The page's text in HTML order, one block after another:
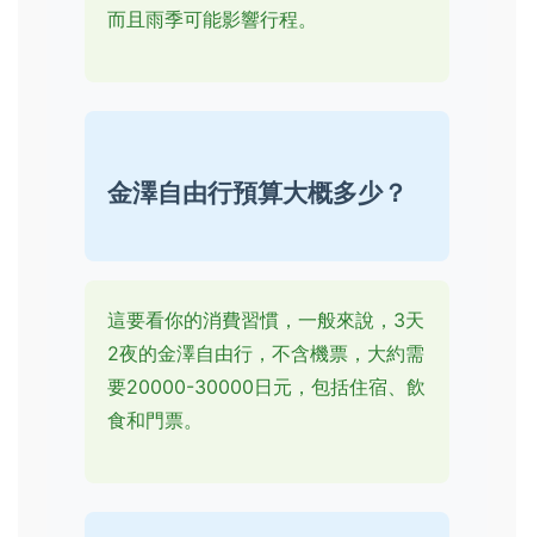
而且雨季可能影響行程。
金澤自由行預算大概多少？
這要看你的消費習慣，一般來說，3天
2夜的金澤自由行，不含機票，大約需
要20000-30000日元，包括住宿、飲
食和門票。